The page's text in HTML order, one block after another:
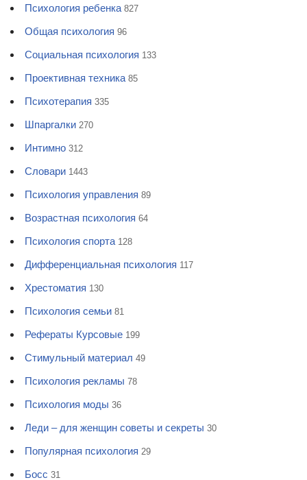
Психология ребенка 827
Общая психология 96
Социальная психология 133
Проективная техника 85
Психотерапия 335
Шпаргалки 270
Интимно 312
Словари 1443
Психология управления 89
Возрастная психология 64
Психология спорта 128
Дифференциальная психология 117
Хрестоматия 130
Психология семьи 81
Рефераты Курсовые 199
Стимульный материал 49
Психология рекламы 78
Психология моды 36
Леди – для женщин советы и секреты 30
Популярная психология 29
Босс 31